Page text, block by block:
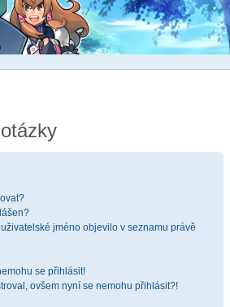
jméno objevilo v seznamu právě
se přihlásit!
ovšem nyní se nemohu přihlásit?!